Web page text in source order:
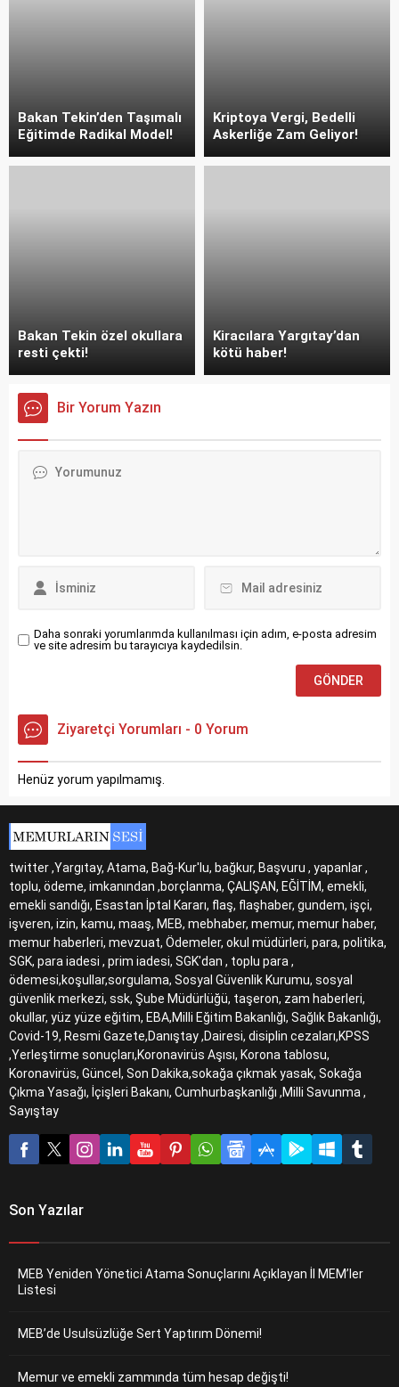
Bakan Tekin’den Taşımalı
Eğitimde Radikal Model!
Kriptoya Vergi, Bedelli
Askerliğe Zam Geliyor!
Bakan Tekin özel okullara
resti çekti!
Kiracılara Yargıtay’dan
kötü haber!
Bir Yorum Yazın
Daha sonraki yorumlarımda kullanılması için adım, e-posta adresim
ve site adresim bu tarayıcıya kaydedilsin.
Ziyaretçi Yorumları - 0 Yorum
Henüz yorum yapılmamış.
twitter ,Yargıtay, Atama, Bağ-Kur'lu, bağkur, Başvuru , yapanlar ,
toplu, ödeme, imkanından ,borçlanma, ÇALIŞAN, EĞİTİM, emekli,
emekli sandığı, Esastan İptal Kararı, flaş, flaşhaber, gundem, işçi,
işveren, izin, kamu, maaş, MEB, mebhaber, memur, memur haber,
memur haberleri, mevzuat, Ödemeler, okul müdürleri, para, politika,
SGK, para iadesi , prim iadesi, SGK'dan , toplu para ,
ödemesi,koşullar,sorgulama, Sosyal Güvenlik Kurumu, sosyal
güvenlik merkezi, ssk, Şube Müdürlüğü, taşeron, zam haberleri,
okullar, yüz yüze eğitim, EBA,Milli Eğitim Bakanlığı, Sağlık Bakanlığı,
Covid-19, Resmi Gazete,Danıştay ,Dairesi, disiplin cezaları,KPSS
,Yerleştirme sonuçları,Koronavirüs Aşısı, Korona tablosu,
Koronavirüs, Güncel, Son Dakika,sokağa çıkmak yasak, Sokağa
Çıkma Yasağı, İçişleri Bakanı, Cumhurbaşkanlığı ,Milli Savunma ,
Sayıştay
Son Yazılar
MEB Yeniden Yönetici Atama Sonuçlarını Açıklayan İl MEM’ler
Listesi
MEB’de Usulsüzlüğe Sert Yaptırım Dönemi!
Memur ve emekli zammında tüm hesap değişti!